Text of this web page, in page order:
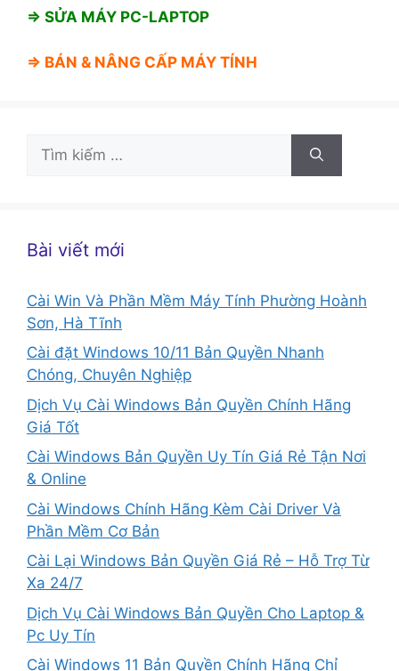
⇒ SỬA MÁY PC-LAPTOP
⇒ BÁN & NÂNG CẤP MÁY TÍNH
Tìm
kiếm
Bài viết mới
Cài Win Và Phần Mềm Máy Tính Phường Hoành
Sơn, Hà Tĩnh
Cài đặt Windows 10/11 Bản Quyền Nhanh
Chóng, Chuyên Nghiệp
Dịch Vụ Cài Windows Bản Quyền Chính Hãng
Giá Tốt
Cài Windows Bản Quyền Uy Tín Giá Rẻ Tận Nơi
& Online
Cài Windows Chính Hãng Kèm Cài Driver Và
Phần Mềm Cơ Bản
Cài Lại Windows Bản Quyền Giá Rẻ – Hỗ Trợ Từ
Xa 24/7
Dịch Vụ Cài Windows Bản Quyền Cho Laptop &
Pc Uy Tín
Cài Windows 11 Bản Quyền Chính Hãng Chỉ